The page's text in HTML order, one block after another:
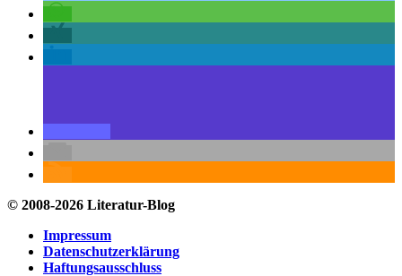
© 2008-2026 Literatur-Blog
Impressum
Datenschutzerklärung
Haftungsausschluss